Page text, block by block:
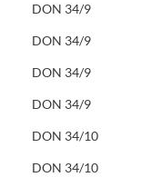
DON 34/9
DON 34/9
DON 34/9
DON 34/9
DON 34/10
DON 34/10